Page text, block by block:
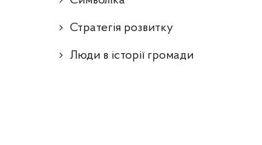
Стратегія розвитку
Люди в історії громади